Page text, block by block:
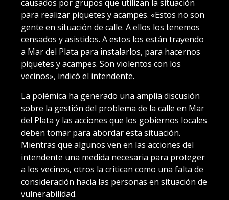
causados por grupos que utilizan la situación
para realizar piquetes y acampes. «Estos no son
gente en situación de calle. A ellos los tenemos
censados y asistidos. A estos los están trayendo
a Mar del Plata para instalarlos, para hacernos
piquetes y acampes. Son violentos con los
vecinos», indicó el intendente.
La polémica ha generado una amplia discusión
sobre la gestión del problema de la calle en Mar
del Plata y las acciones que los gobiernos locales
deben tomar para abordar esta situación.
Mientras que algunos ven en las acciones del
intendente una medida necesaria para proteger
a los vecinos, otros la critican como una falta de
consideración hacia las personas en situación de
vulnerabilidad.